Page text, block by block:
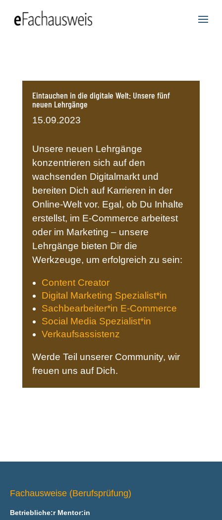
Eintauchen in die digitale Welt: Unsere fünf
neuen Lehrgänge
15.09.2023
Unsere neuen Lehrgänge
konzentrieren sich auf den
wachsenden Digitalmarkt und
bereiten Dich auf Karrieren in der
Online-Welt vor. Egal, ob Du Inhalte
erstellst, im E-Commerce arbeitest
oder im Marketing – unsere
Lehrgänge bieten Dir die
Werkzeuge, um erfolgreich zu sein:
Content Creator
Digital Marketing Spezialist*in
Sachbearbeiter*in E-Commerce
Social Media Spezialist*in
Verkaufsassistenz
Werde Teil unserer Community, wir
freuen uns auf Dich.
Fachausweise (Berufsprüfung)
Betriebliche:r Mentor:in